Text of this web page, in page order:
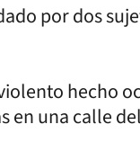
por dos
hecho
en una calle